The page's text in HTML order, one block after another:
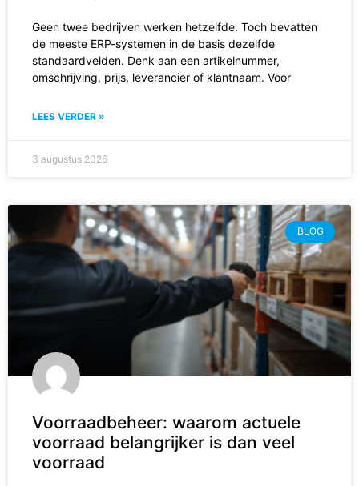
Geen twee bedrijven werken hetzelfde. Toch bevatten
de meeste ERP-systemen in de basis dezelfde
standaardvelden. Denk aan een artikelnummer,
omschrijving, prijs, leverancier of klantnaam. Voor
LEES VERDER »
3 augustus 2026
BLOG
Voorraadbeheer: waarom actuele
voorraad belangrijker is dan veel
voorraad